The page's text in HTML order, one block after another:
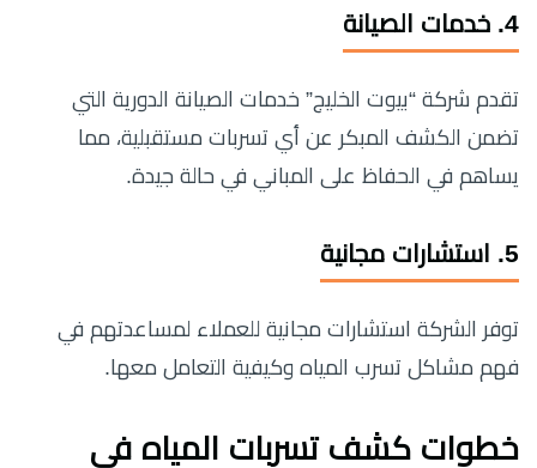
4. خدمات الصيانة
تقدم شركة “بيوت الخليج” خدمات الصيانة الدورية التي
تضمن الكشف المبكر عن أي تسربات مستقبلية، مما
يساهم في الحفاظ على المباني في حالة جيدة.
5. استشارات مجانية
توفر الشركة استشارات مجانية للعملاء لمساعدتهم في
فهم مشاكل تسرب المياه وكيفية التعامل معها.
خطوات كشف تسربات المياه في